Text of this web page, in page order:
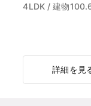
4LDK / 建物
詳細を見